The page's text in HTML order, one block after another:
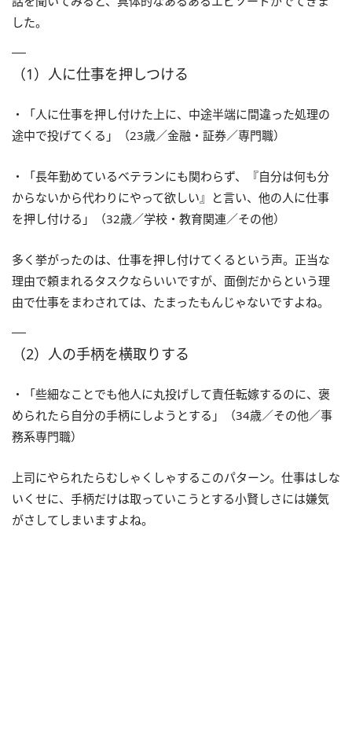
した。
（1）人に仕事を押しつける
・「人に仕事を押し付けた上に、中途半端に間違った処理の
途中で投げてくる」（23歳／金融・証券／専門職）
・「長年勤めているベテランにも関わらず、『自分は何も分
からないから代わりにやって欲しい』と言い、他の人に仕事
を押し付ける」（32歳／学校・教育関連／その他）
多く挙がったのは、仕事を押し付けてくるという声。正当な
理由で頼まれるタスクならいいですが、面倒だからという理
由で仕事をまわされては、たまったもんじゃないですよね。
（2）人の手柄を横取りする
・「些細なことでも他人に丸投げして責任転嫁するのに、褒
められたら自分の手柄にしようとする」（34歳／その他／事
務系専門職）
上司にやられたらむしゃくしゃするこのパターン。仕事はしな
いくせに、手柄だけは取っていこうとする小賢しさには嫌気
がさしてしまいますよね。